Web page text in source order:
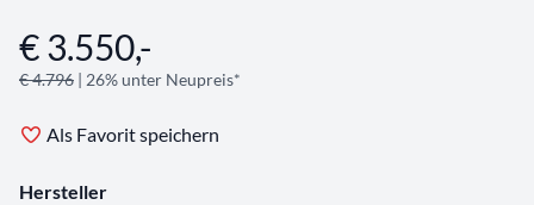
Angebotsinformationen
€ 3.550,-
€ 4.796 | 26% unter Neupreis*
Als Favorit speichern
Hersteller